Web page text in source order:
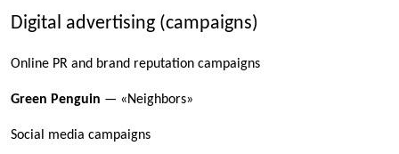
Digital advertising (campaigns)
Online PR and brand reputation campaigns
Green Penguin — «Neighbors»
Social media campaigns